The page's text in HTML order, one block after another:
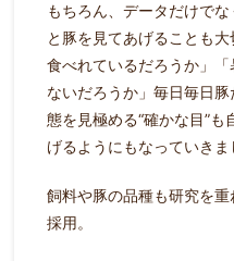
もちろん、データだけで
と豚を見てあげることも大
食べれているだろうか」
ないだろうか」毎日毎日
態を見極める“確かな目”
げるようにもなっていきま
飼料や豚の品種も研究を
採用。